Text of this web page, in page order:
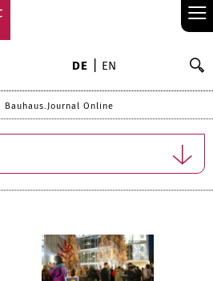
≡
DE EN
Bauhaus.Journal Online